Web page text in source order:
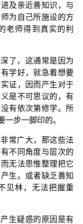
及亲近善知识，与
为自己所施设的方
老师得到真实的利
了，这通常是因为
学好，就急着想要
证，因而产生对于
是不可思议的，有
有依次第修学。所
步一脚印的。
常广大，那这些法
不同角度与层次的
无法思惟整理把它
生。或者缺乏善知
见林，无法把握重
生疑惑的原因是有